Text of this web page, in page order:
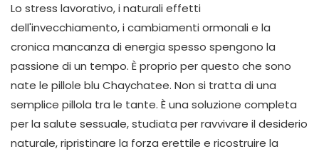
Lo stress lavorativo, i naturali effetti
dell'invecchiamento, i cambiamenti ormonali e la
cronica mancanza di energia spesso spengono la
passione di un tempo. È proprio per questo che sono
nate le pillole blu Chaychatee. Non si tratta di una
semplice pillola tra le tante. È una soluzione completa
per la salute sessuale, studiata per ravvivare il desiderio
naturale, ripristinare la forza erettile e ricostruire la